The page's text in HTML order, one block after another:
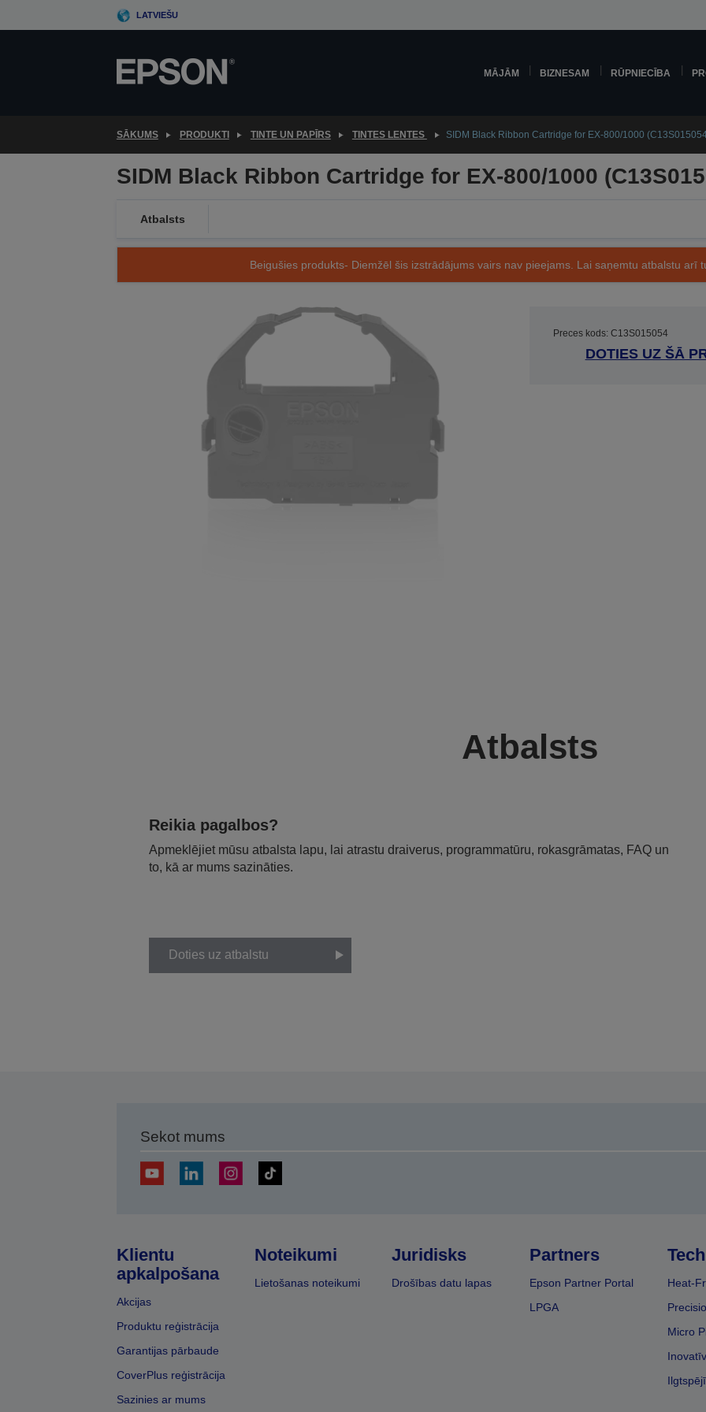
to
LATVIEŠU
MĀJĀM BIZNESAM RŪPNIECĪBA
SĀKUMS PRODUKTI TINTE UN PAPĪRS TINTES LENTES SIDM Black Ribbon Cartridge for EX-800/1000
SIDM Black Ribbon Cartridge for EX-800/1000
Atbalsts
Beigušies produkts- Diemžēl šis izstrādājums vairs nav pieejams. Lai saņemtu atbalstu arī
Preces kods: C13S015054
DOTIES UZ ŠĀ
Atbalsts
Reikia pagalbos?
Apmeklējiet mūsu atbalsta lapu, lai atrastu draiverus, programmatūru, rokasgrāmatas, FAQ un
to, kā ar mums sazināties.
Doties uz atbalstu
Sekot mums
Klientu
apkalpošana
Akcijas
Produktu reģistrācija
Garantijas pārbaude
CoverPlus reģistrācija
Sazinies ar mums
Noteikumi
Lietošanas noteikumi
Juridisks
Drošības datu lapas
Partners
Epson Partner Portal
LPGA
Heat-
Micro